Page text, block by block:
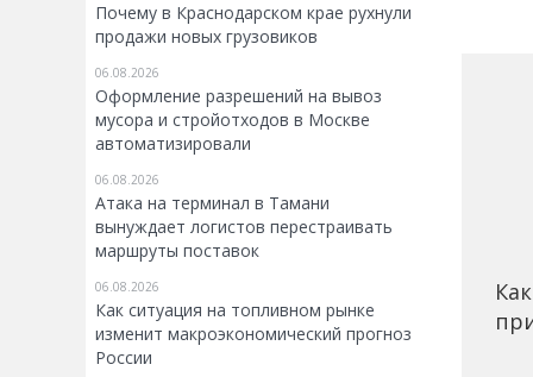
Почему в Краснодарском крае рухнули
продажи новых грузовиков
06.08.2026
Оформление разрешений на вывоз
мусора и стройотходов в Москве
автоматизировали
06.08.2026
Атака на терминал в Тамани
вынуждает логистов перестраивать
маршруты поставок
06.08.2026
Как ситуация на топливном рынке
изменит макроэкономический прогноз
России